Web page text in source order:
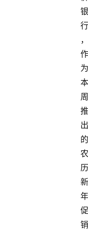
银
行
，
作
为
本
周
推
出
的
农
历
新
年
促
销